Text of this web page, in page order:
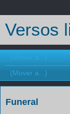
Versos
Funeral